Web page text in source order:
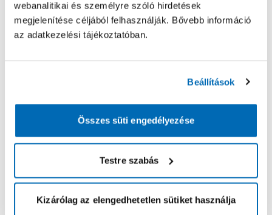
webanalitikai és személyre szóló hirdetések
megjelenítése céljából felhasználják. Bővebb információ
az adatkezelési tájékoztatóban.
Beállítások
Összes süti engedélyezése
Testre szabás
Kizárólag az elengedhetetlen sütiket használja